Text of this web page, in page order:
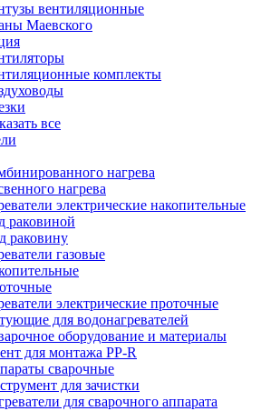
вентиляционные
Маевского
комплекты
все
нагрева
нагрева
электрические накопительные
раковиной
раковину
газовые
электрические проточные
для водонагревателей
оборудование и материалы
для монтажа PP-R
сварочные
для зачистки
для сварочного аппарата